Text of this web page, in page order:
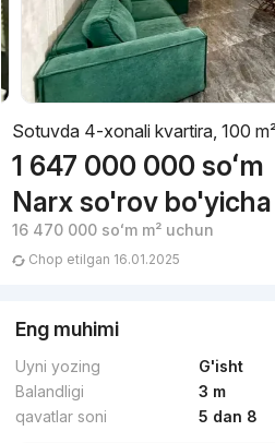
Sotuvda 4-xonali kvartira, 100
1 647 000 000 soʻm
Narx so'rov bo'yicha
16 470 000 soʻmm² uchun
Chop etilgan 16.01.2025
Eng muhimi
Uyni yozing
G'isht
Balandligi
3 m
qavatlar soni
5 dan 8